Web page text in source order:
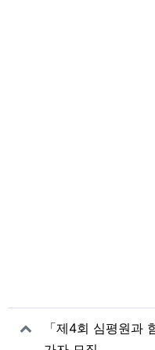
관련자료
「제4회 심평원과